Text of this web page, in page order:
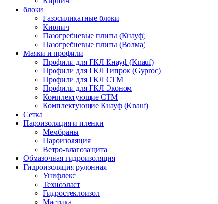
блоки
Газосиликатные блоки
Кирпич
Пазогребневые плиты (Кнауф)
Пазогребневые плиты (Волма)
Маяки и профили
Профили для ГКЛ Кнауф (Knauf)
Профили для ГКЛ Гипрок (Gyproc)
Профили для ГКЛ СТМ
Профили для ГКЛ Эконом
Комплектующие СТМ
Комплектующие Кнауф (Knauf)
Сетка
Пароизоляция и пленки
Мембраны
Пароизоляция
Ветро-влагозащита
Обмазочная гидроизоляция
Гидроизоляция рулонная
Унифлекс
Техноэласт
Гидростеклоизол
Мастика